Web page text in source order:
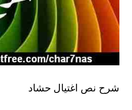
شرح نص اغتيال حشاد